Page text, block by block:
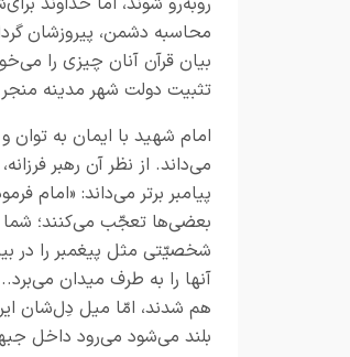
محاسبه دشمن، پیروزشان
بیان قرآن آنان چیزی را
تثبیت دولت شهر مدینه
امام شهید با ایمان به توان
می‌داند. از نظر آن رهبر
پیامبر برتر می‌داند: «امام
بعضی‌ها تعجّب می‌کنند؛
شخصیّتی مثل پیغمبر را در
آنها را به طرف میدان
هم شدند، امّا میل دِل‌شان
بلند می‌شود می‌رود داخل